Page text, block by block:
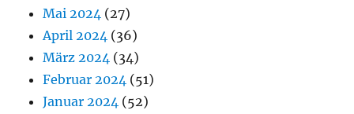
Mai 2024 (27)
April 2024 (36)
März 2024 (34)
Februar 2024 (51)
Januar 2024 (52)